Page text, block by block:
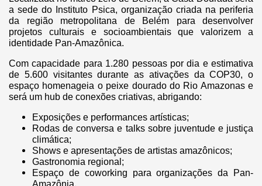
a sede do Instituto Psica, organização criada na periferia
da região metropolitana de Belém para desenvolver
projetos culturais e socioambientais que valorizem a
identidade Pan-Amazônica.
Com capacidade para 1.280 pessoas por dia e estimativa
de 5.600 visitantes durante as ativações da COP30, o
espaço homenageia o peixe dourado do Rio Amazonas e
será um hub de conexões criativas, abrigando:
Exposições e performances artísticas;
Rodas de conversa e talks sobre juventude e justiça
climática;
Shows e apresentações de artistas amazônicos;
Gastronomia regional;
Espaço de coworking para organizações da Pan-